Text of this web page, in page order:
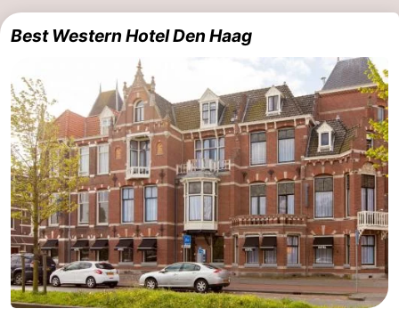
Best Western Hotel Den Haag